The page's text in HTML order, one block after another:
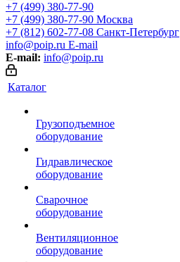
+7 (499) 380-77-90
+7 (499) 380-77-90 Москва
+7 (812) 602-77-08 Санкт-Петербург
info@poip.ru E-mail
E-mail: info@poip.ru
Каталог
Грузоподъемное
оборудование
Гидравлическое
оборудование
Сварочное
оборудование
Вентиляционное
оборудование